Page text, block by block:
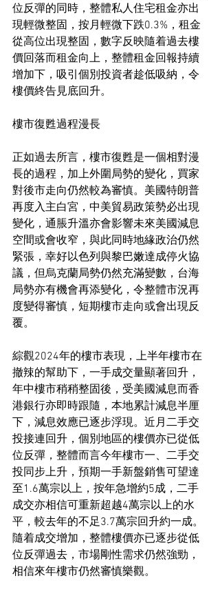
位反彈的同時，整體私人住宅租金亦出
現輕微整固，按月輕微下跌0.3%，租金
從高位出現整固，數字反映隨着過去樓
價回落而租金向上，整體租金回報持續
增加下，吸引個別投資者趁低吸納，令
樓價終告見底回升。
樓市復甦過程漫長
正如過去所言，樓市復甦是一個相對漫
長的過程，加上外圍局勢的變化，買家
對後市走向仍然較為審慎。美國特朗普
再度入主白宮，中美貿易政策勢必出現
變化，通脹升溫亦會影響未來美國減息
空間或會收窄，與此同時地緣政治仍然
緊張，幸好以色列與黎巴嫩達成停火協
議，但烏克蘭局勢仍然充滿變數，台海
局勢亦有機會再添變化，令整體市況再
度變得審慎，短期樓市走向或會出現反
覆。
綜觀2024年的樓市表現，上半年樓市在
撤辣的幫助下，一手成交量顯著回升，
年中樓市稍稍整固後，受美國減息而香
港銀行亦即時跟隨，本地累計減息半厘
下，減息效應已逐步浮現。近月二手交
投接連回升，個別地區的樓價亦已從低
位反彈，整體而言今年樓市一、二手交
投同步上升，預期一手新盤銷售可望達
至1.6萬宗以上，按年急增約5成，二手
成交亦相信可重新超越4萬宗以上的水
平，較去年的不足3.7萬宗回升約一成。
隨着成交增加，整體樓價亦已逐步從低
位反彈過去，市場剛性需求仍然強勁，
相信來年樓市仍然審慎樂觀。